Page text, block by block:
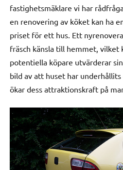
fastighetsmäklare vi har
en renovering av köket kan ha
priset för ett hus. Ett
fräsch känsla till hemmet, vilket
potentiella köpare utvärderar
bild av att huset har
ökar dess attraktionskraft på